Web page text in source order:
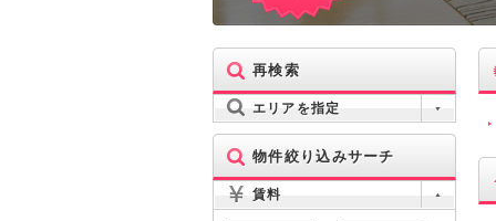
再検索
エリアを指定
物件絞り込みサーチ
賃料